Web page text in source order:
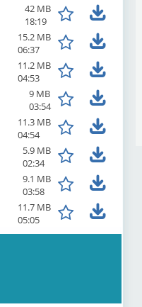
42 MB
18:19
15.2 MB
06:37
11.2 MB
04:53
9 MB
03:54
11.3 MB
04:54
5.9 MB
02:34
9.1 MB
03:58
11.7 MB
05:05